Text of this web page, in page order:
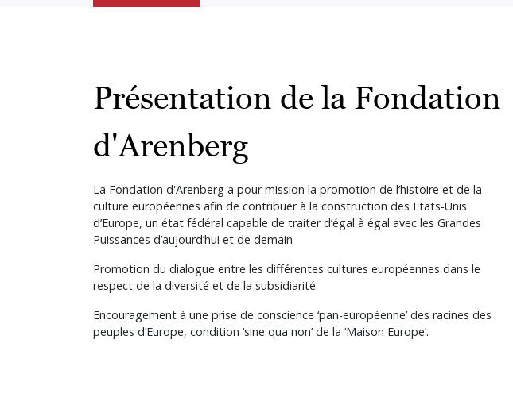
Présentation de la Fondation
d'Arenberg
La Fondation d'Arenberg a pour mission la promotion de l’histoire et de la
culture européennes afin de contribuer à la construction des Etats-Unis
d’Europe, un état fédéral capable de traiter d’égal à égal avec les Grandes
Puissances d’aujourd’hui et de demain
Promotion du dialogue entre les différentes cultures européennes dans le
respect de la diversité et de la subsidiarité.
Encouragement à une prise de conscience ‘pan-européenne’ des racines des
peuples d’Europe, condition ‘sine qua non’ de la ‘Maison Europe’.